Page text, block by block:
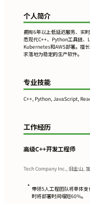
个人简介
拥有6年以上低延迟服务、实
悉现代C++、Python工具链、
Kubernetes和AWS部署。擅
求落地为稳定的生产软件。
专业技能
C++, Python, JavaScript,
工作经历
高级C++开发工程师
Tech Company Inc., 旧金山,
• 带领5人工程团队将单体
时将部署时间缩短60%。